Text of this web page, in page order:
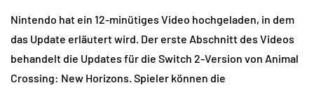
Nintendo hat ein 12-minütiges Video hochgeladen, in dem
das Update erläutert wird. Der erste Abschnitt des Videos
behandelt die Updates für die Switch 2-Version von Animal
Crossing: New Horizons. Spieler können die